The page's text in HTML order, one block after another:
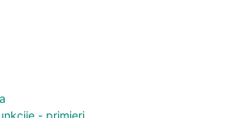
- primjeri